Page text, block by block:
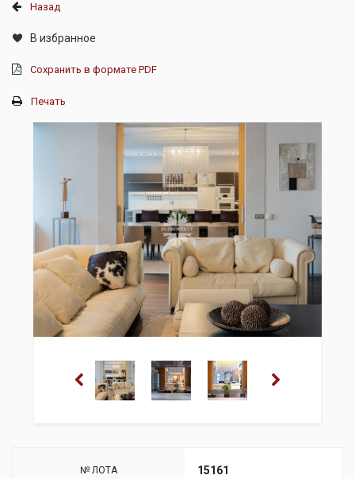
Назад
В избранное
Сохранить в формате PDF
Печать
№ ЛОТА 15161